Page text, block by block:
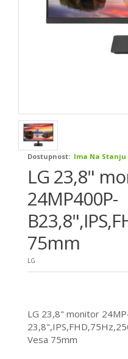
Dostupnost: Ima Na Stanju
LG 23,8"
24MP400P-
75mm
LG
LG 23,8" monitor
Vesa 75mm